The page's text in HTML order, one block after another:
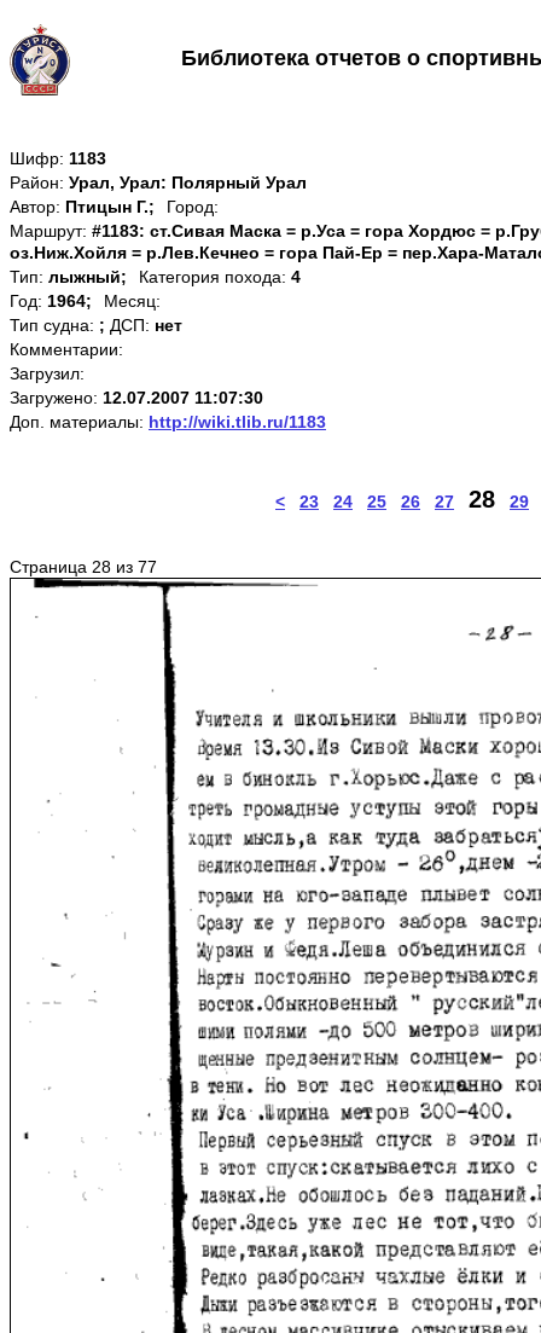
Библиотека отчетов о
Шифр: 1183
Район: Урал, Урал: Полярный Урал
Автор: Птицын Г.;
Город:
Маршрут: #1183: ст.Сивая Маска = р.Уса = гора Хордюс =
оз.Ниж.Хойля = р.Лев.Кечнео = гора Пай-Ер = пер.Хара-
Тип: лыжный; Категория похода: 4
Год: 1964;
Месяц:
Тип судна: ; ДСП: нет
Комментарии:
Загрузил:
Загружено: 12.07.2007 11:07:30
Доп. материалы: http://wiki.tlib.ru/1183
< 23 24 25 26 27 28 29
Страница 28 из 77